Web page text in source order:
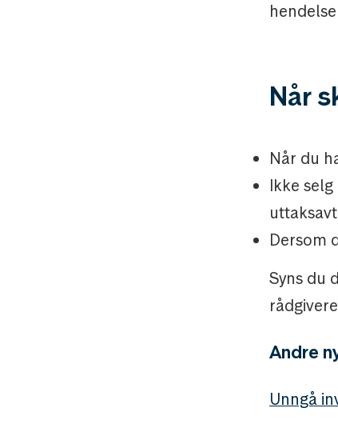
Når
Når du
Ikke
Dersom
Syns du
Andre
Unngå